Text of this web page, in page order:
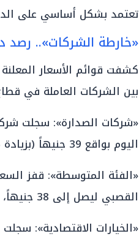
تعتمد بشكل أساسي على
«خارطة الشركات».. رصد
كشفت قوائم الأسعار
بين الشركات العاملة في
«شركات الصدارة»: سجلت
اليوم بواقع 39 جنيهاً (بزيادة 6 جنيهات عن سعرها السابق البالغ 33 جنيهاً).
«الفئة المتوسطة»: قفز
القصبي ليصل إلى 38 جنيهاً، بينما سجلت شركة نيوهوب إيجيبت نحو 37 جنيهاً.